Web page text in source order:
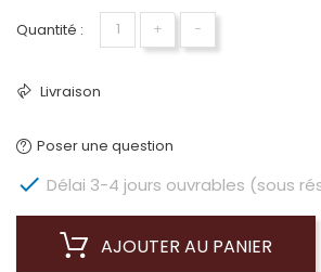
Quantité : + −
Livraison
Poser une question
 Délai 3-4 jours ouvrables (sous
AJOUTER AU PANIER